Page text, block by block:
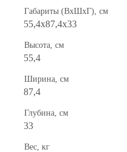
Габариты (ВхШхГ), см
55,4x87,4x33
Высота, см
55,4
Ширина, см
87,4
Глубина, см
33
Вес, кг